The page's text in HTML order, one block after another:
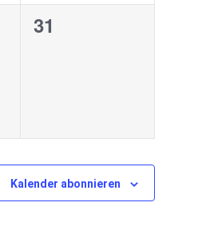
0
31
Kalender abonnieren